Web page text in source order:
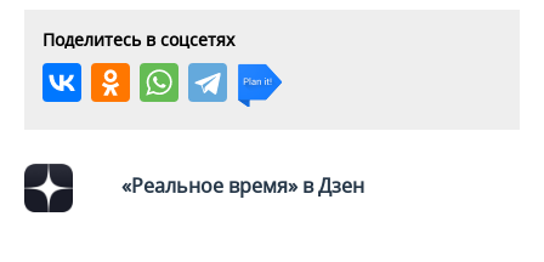
ХОККЕЙ С МЯЧОМ
ПРОИСШЕСТВИЯ
Поделитесь в соцсетях
«Реальное время» в Дзен